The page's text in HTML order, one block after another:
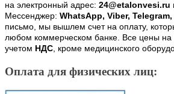
на электронный адрес: 24@etalonvesi.ru
Мессенджер: WhatsApp, Viber, Telegram,
письмо, мы вышлем счет на оплату,
любом коммерческом банке. Все цены на
учетом НДС, кроме медицинского
Оплата для физических лиц: